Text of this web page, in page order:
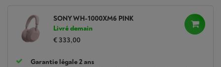
SONY WH-1000XM6 PINK
Livré demain
€ 333,00
Garantie légale 2 ans